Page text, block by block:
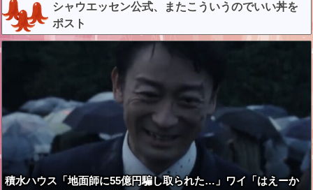
シャウエッセン公式、またこういうのでいい丼を
ポスト
積水ハウス「地面師に55億円騙し取られた…」ワイ「はえーか